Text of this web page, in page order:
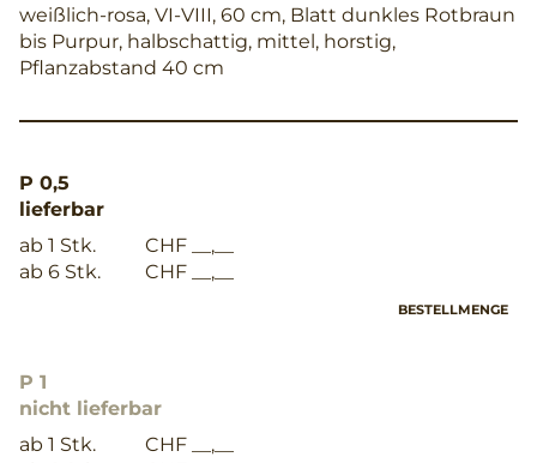
weißlich-rosa, VI-VIII, 60 cm, Blatt dunkles Rotbraun
bis Purpur, halbschattig, mittel, horstig,
Pflanzabstand 40 cm
P 0,5
lieferbar
ab 1 Stk.
CHF __,__
ab 6 Stk.
CHF __,__
BESTELLMENGE
P 1
nicht lieferbar
ab 1 Stk.
CHF __,__